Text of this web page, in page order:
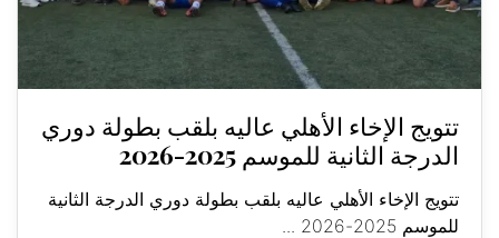
تتويج الإخاء الأهلي عاليه بلقب بطولة دوري
الدرجة الثانية للموسم 2025-2026
تتويج الإخاء الأهلي عاليه بلقب بطولة دوري الدرجة الثانية
للموسم 2025-2026 ...